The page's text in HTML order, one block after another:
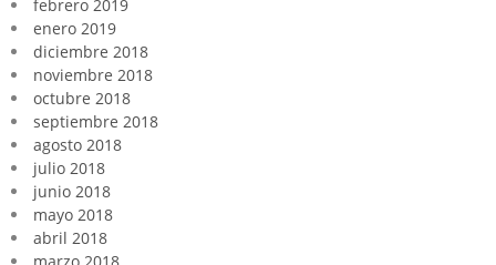
febrero 2019
enero 2019
diciembre 2018
noviembre 2018
octubre 2018
septiembre 2018
agosto 2018
julio 2018
junio 2018
mayo 2018
abril 2018